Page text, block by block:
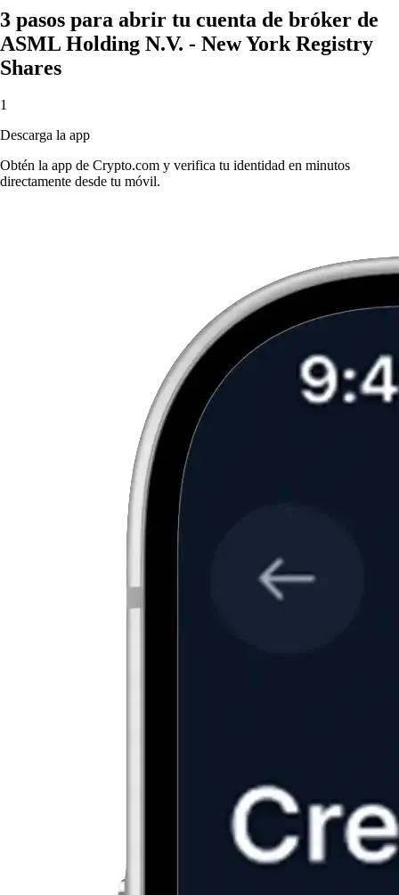
3 pasos para abrir tu cuenta de bróker de
ASML Holding N.V. - New York Registry
Shares
1
Descarga la app
Obtén la app de Crypto.com y verifica tu identidad en minutos
directamente desde tu móvil.